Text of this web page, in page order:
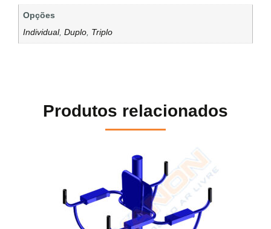
Opções
Individual,Duplo Triplo
Produtos relacionados